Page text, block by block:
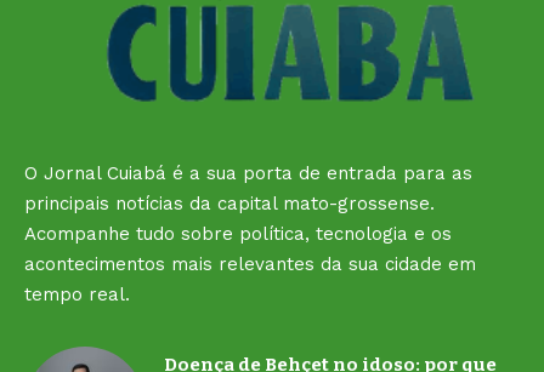
O Jornal Cuiabá é a sua porta de entrada para as
principais notícias da capital mato-grossense.
Acompanhe tudo sobre política, tecnologia e os
acontecimentos mais relevantes da sua cidade em
tempo real.
Doença de Behçet no idoso: por que